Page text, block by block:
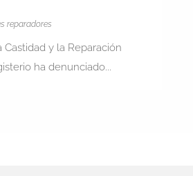
reparadores
Castidad y la Reparación
ha denunciado...